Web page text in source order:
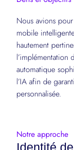
Nous avions
mobile
hautement
l’implémentation
automatique
l’IA afin de
personnalisée.
Notre approche
Identité